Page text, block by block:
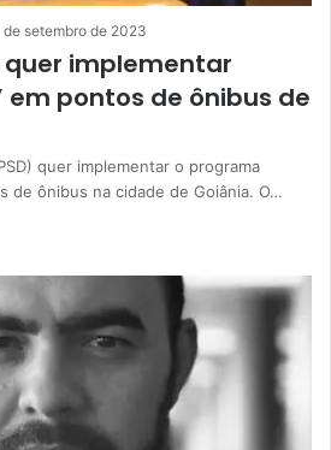
de setembro de 2023
implementar
em pontos de ônibus de
quer implementar o programa
de ônibus na cidade de Goiânia. O…